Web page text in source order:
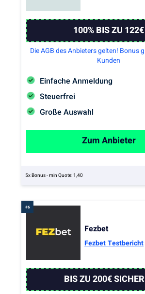
Einfache Anmeldung
Steuerfrei
Große Auswahl
100% BIS ZU 122€
Die AGB des Anbieters gelten! Bonus
Kunden
Zum Anbieter
5x Bonus - min Quote: 1,40
Fezbet
Fezbet Testbericht
BIS ZU 200€